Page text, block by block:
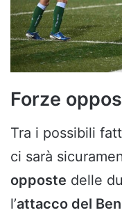
Forze
Tra i possibili
ci sarà
opposte delle
l’attacco del